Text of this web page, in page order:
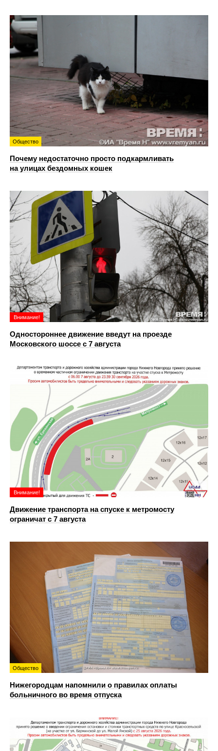
Общество
Почему недостаточно просто подкармливать
на улицах бездомных кошек
Внимание!
Одностороннее движение введут на проезде
Московского шоссе с 7 августа
Внимание!
Движение транспорта на спуске к метромосту
ограничат с 7 августа
Общество
Нижегородцам напомнили о правилах оплаты
больничного во время отпуска